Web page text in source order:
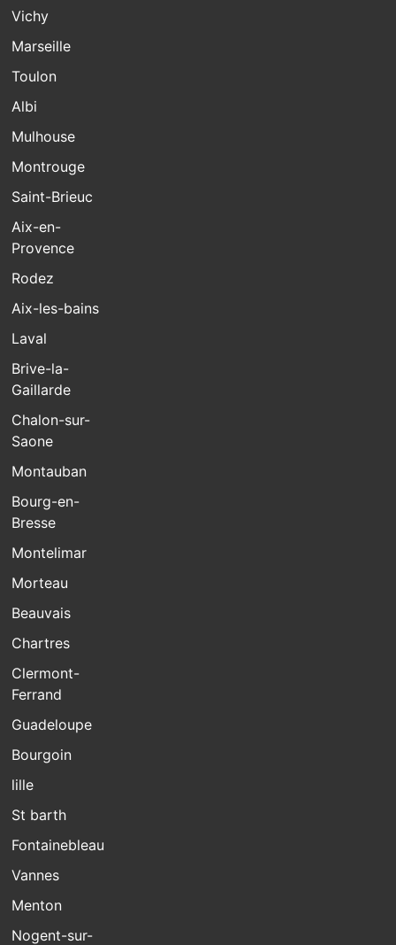
Vichy
Marseille
Toulon
Albi
Mulhouse
Montrouge
Saint-Brieuc
Aix-en-
Provence
Rodez
Aix-les-bains
Laval
Brive-la-
Gaillarde
Chalon-sur-
Saone
Montauban
Bourg-en-
Bresse
Montelimar
Morteau
Beauvais
Chartres
Clermont-
Ferrand
Guadeloupe
Bourgoin
lille
St barth
Fontainebleau
Vannes
Menton
Nogent-sur-